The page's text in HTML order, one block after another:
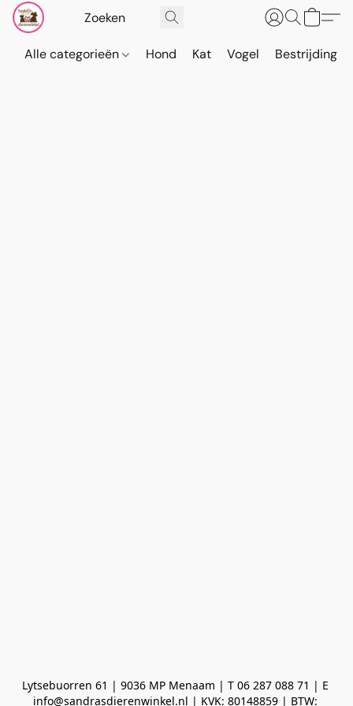
Alle categorieën Hond Kat Vogel Bestrijding
Lytsebuorren 61 | 9036 MP Menaam | T 06 287 088 71 | E
info@sandrasdierenwinkel.nl | KVK: 80148859 | BTW: